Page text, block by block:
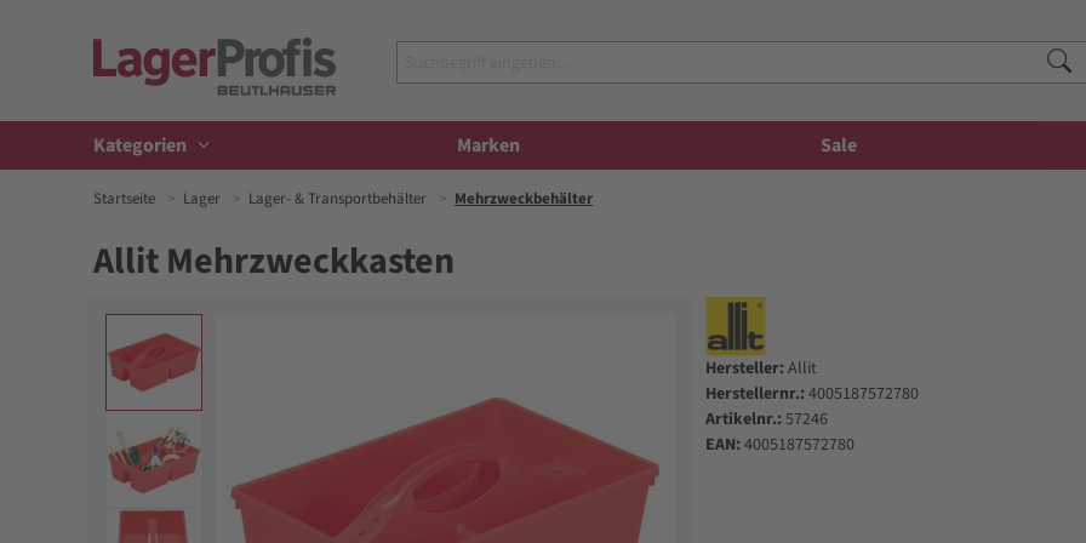
Kategorien Marken Sale
Startseite Lager Lager- & Transportbehälter Mehrzweckbehälter
Allit Mehrzweckkasten
Hersteller: Allit
Herstellernr.: 4005187572780
Artikelnr.: 57246
EAN: 4005187572780